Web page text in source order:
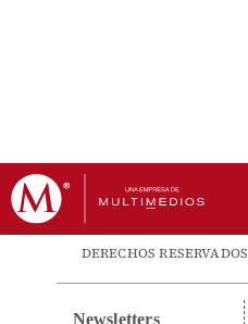
DERECHOS
Newsletters